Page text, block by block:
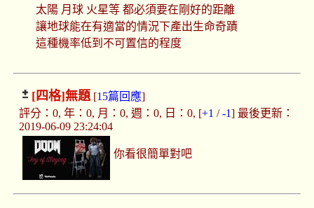
太陽 月球 火星等 都必須要在剛好的距離
讓地球能在有適當的情況下產出生命奇蹟
這種機率低到不可置信的程度
[四格]無題[15篇回應]
評分：0, 年：0, 月：0, 週：0, 日：0, [+1 /-1] 最後更新：
2019-06-09 23:24:04
你看很簡單對吧